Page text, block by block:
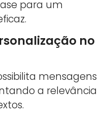
para um
no
mensagens
a relevância